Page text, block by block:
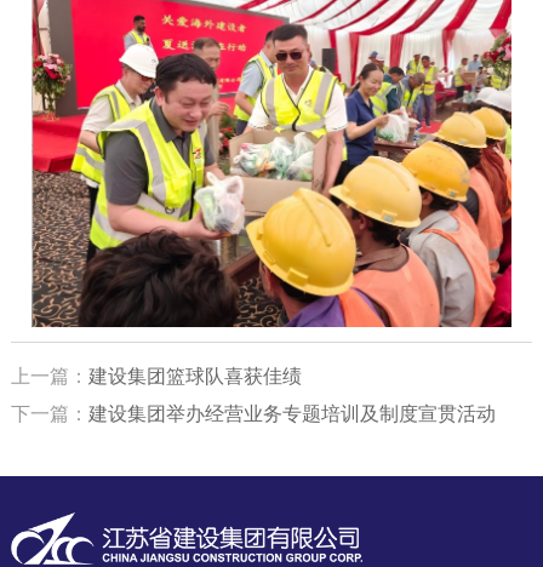
上一篇： 建设集团篮球队喜获佳绩
下一篇： 建设集团举办经营业务专题培训及制度宣贯活动